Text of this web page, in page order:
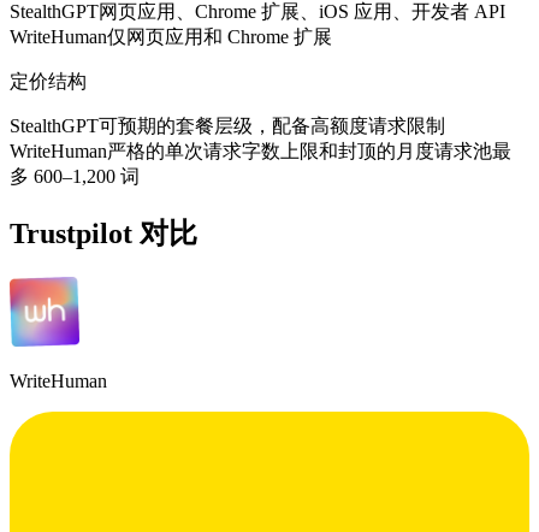
StealthGPT网页应用、Chrome 扩展、iOS 应用、开发者 API
WriteHuman仅网页应用和 Chrome 扩展
定价结构
StealthGPT可预期的套餐层级，配备高额度请求限制
WriteHuman严格的单次请求字数上限和封顶的月度请求池最
多 600–1,200 词
Trustpilot 对比
WriteHuman